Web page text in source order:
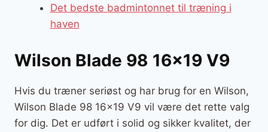
Det bedste badmintonnet til træning i
haven
Wilson Blade 98 16×19 V9
Hvis du træner seriøst og har brug for en Wilson,
Wilson Blade 98 16×19 V9 vil være det rette valg
for dig. Det er udført i solid og sikker kvalitet, der